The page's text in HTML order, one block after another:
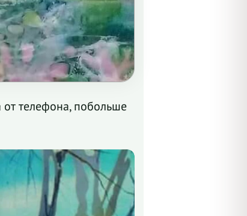
от телефона, побольше